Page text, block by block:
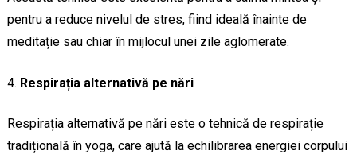
pentru a reduce nivelul de stres, fiind ideală înainte de
meditație sau chiar în mijlocul unei zile aglomerate.
Respirația alternativă pe nări
Respirația alternativă pe nări este o tehnică de respirație
tradițională în yoga, care ajută la echilibrarea energiei corpului